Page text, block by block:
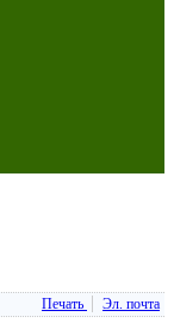
Печать Эл. почта